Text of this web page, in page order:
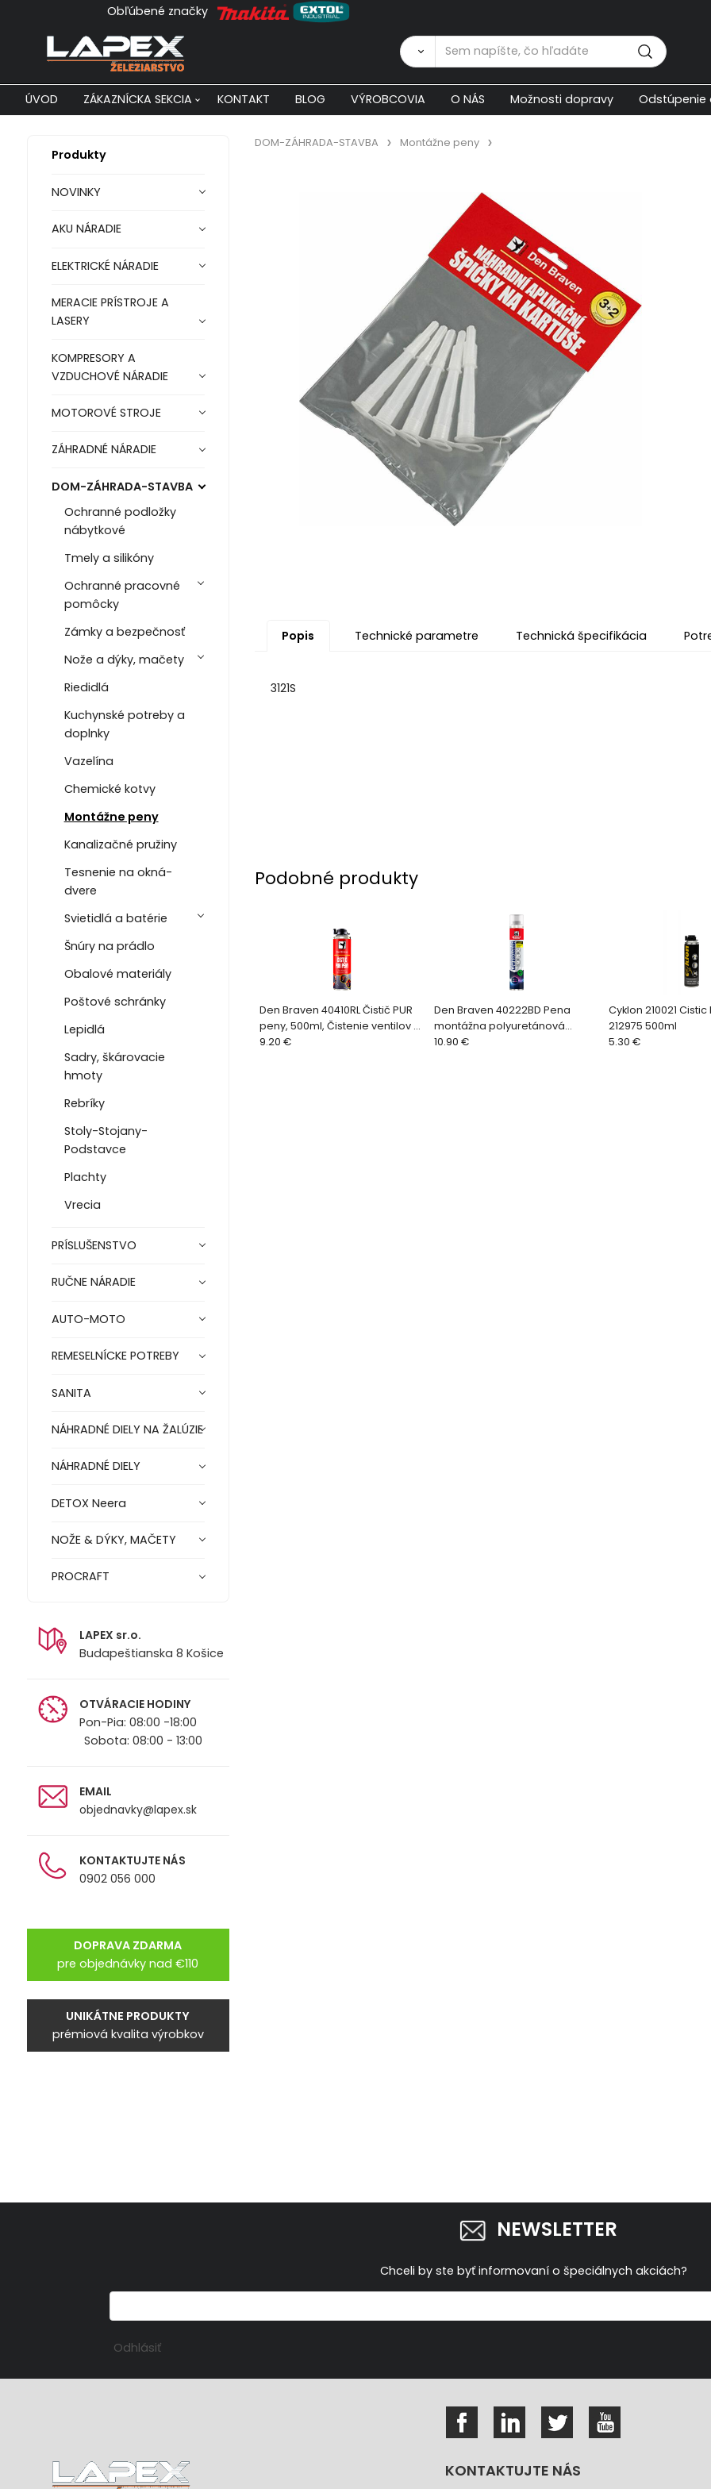
Obľúbené značky Zákaznícka
ÚVOD ZÁKAZNÍCKA SEKCIA KONTAKT BLOG VÝROBCOVIA O NÁS Možnosti dopravy Odstúpenie
Produkty
NOVINKY
AKU NÁRADIE
ELEKTRICKÉ NÁRADIE
MERACIE PRÍSTROJE A
LASERY
KOMPRESORY A
VZDUCHOVÉ NÁRADIE
MOTOROVÉ STROJE
ZÁHRADNÉ NÁRADIE
DOM-ZÁHRADA-STAVBA
Ochranné podložky
nábytkové
Tmely a silikóny
Ochranné pracovné
pomôcky
Zámky a bezpečnosť
Nože a dýky, mačety
Riedidlá
Kuchynské potreby a
doplnky
Vazelína
Chemické kotvy
Montážne peny
Kanalizačné pružiny
Tesnenie na okná-
dvere
Svietidlá a batérie
Šnúry na prádlo
Obalové materiály
Poštové schránky
Lepidlá
Sadry, škárovacie
hmoty
Rebríky
Stoly-Stojany-
Podstavce
Plachty
Vrecia
PRÍSLUŠENSTVO
RUČNE NÁRADIE
AUTO-MOTO
REMESELNÍCKE POTREBY
SANITA
NÁHRADNÉ DIELY NA ŽALÚZIE
NÁHRADNÉ DIELY
DETOX Neera
NOŽE & DÝKY, MAČETY
PROCRAFT
LAPEX sr.o.
Budapeštianska 8 Košice
OTVÁRACIE HODINY
Pon-Pia: 08:00 -18:00
Sobota: 08:00 - 13:00
EMAIL
objednavky@lapex.sk
KONTAKTUJTE NÁS
0902 056 000
DOPRAVA ZDARMA
pre objednávky nad €110
UNIKÁTNE PRODUKTY
prémiová kvalita výrobkov
DOM-ZÁHRADA-STAVBA Montážne peny
Popis Technické parametre Technická špecifikácia
3121S
Podobné produkty
Den Braven 40410RL Čistič PUR
peny, 500ml, Čistenie ventilov a
NBS pištolí
9.20 €
Den Braven 40222BD Pena
montážna polyuretánová
Nízkoexpanzná pištoľová, 750ml
10.90 €
Cyklon 210021
212975 500ml
5.30 €
NEWSLETTER
Chceli by ste byť informovaní o špeciálnych akciách?
Odhlásiť
KONTAKTUJTE NÁS